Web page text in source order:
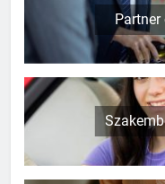
Partner